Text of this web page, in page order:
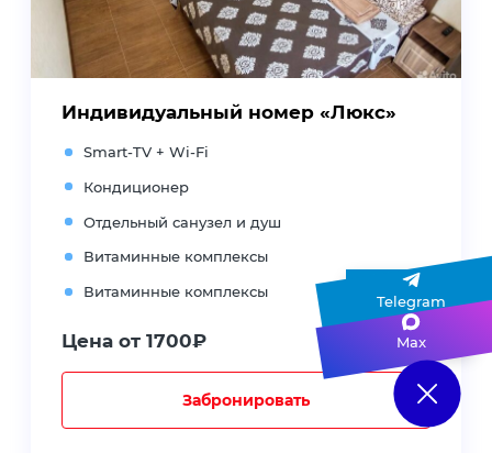
Индивидуальный номер «Люкс»
Smart-TV + Wi-Fi
Кондиционер
Отдельный санузел и душ
Витаминные комплексы
Витаминные комплексы
Цена от 1700₽
Забронировать
Telegram
Max